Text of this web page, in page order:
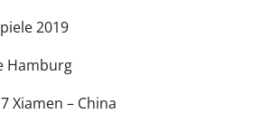
2019
Hamburg
Xiamen – China